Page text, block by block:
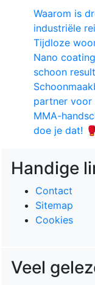
Waarom is
industriële
Tijdloze
Nano
schoon
partner voor
MMA-
doe je dat!
Handige
Contact
Sitemap
Cookies
Veel